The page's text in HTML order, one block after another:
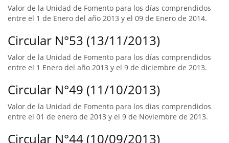
Valor de la Unidad de Fomento para los días comprendidos
entre el 1 de Enero del año 2013 y el 09 de Enero de 2014.
Circular N°53 (13/11/2013)
Valor de la Unidad de Fomento para los días comprendidos
entre el 1 Enero del año 2013 y el 9 de diciembre de 2013.
Circular N°49 (11/10/2013)
Valor de la Unidad de Fomento para los dias comprendidos
entre el 01 de enero de 2013 y el 9 de Noviembre de 2013.
Circular N°44 (10/09/2013)